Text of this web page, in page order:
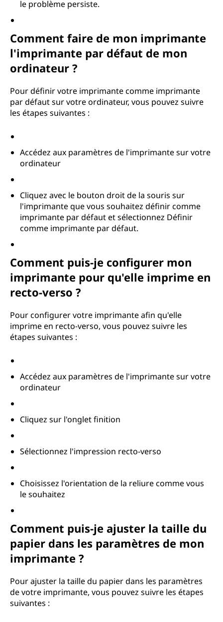
le problème persiste.
Comment faire de mon imprimante
l'imprimante par défaut de mon
ordinateur ?
Pour définir votre imprimante comme imprimante
par défaut sur votre ordinateur, vous pouvez suivre
les étapes suivantes :
Accédez aux paramètres de l'imprimante sur votre
ordinateur
Cliquez avec le bouton droit de la souris sur
l'imprimante que vous souhaitez définir comme
imprimante par défaut et sélectionnez Définir
comme imprimante par défaut.
Comment puis-je configurer mon
imprimante pour qu'elle imprime en
recto-verso ?
Pour configurer votre imprimante afin qu'elle
imprime en recto-verso, vous pouvez suivre les
étapes suivantes :
Accédez aux paramètres de l'imprimante sur votre
ordinateur
Cliquez sur l'onglet finition
Sélectionnez l'impression recto-verso
Choisissez l'orientation de la reliure comme vous
le souhaitez
Comment puis-je ajuster la taille du
papier dans les paramètres de mon
imprimante ?
Pour ajuster la taille du papier dans les paramètres
de votre imprimante, vous pouvez suivre les étapes
suivantes :